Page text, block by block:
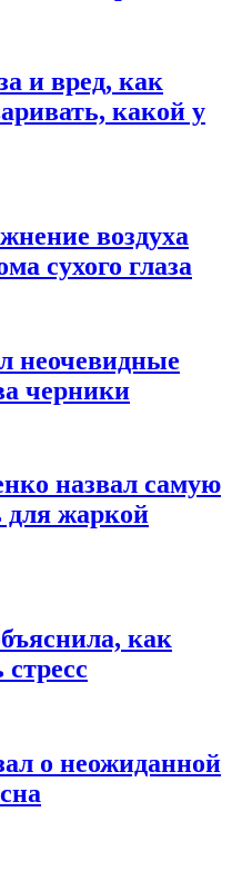
и вред, как
какой у
воздуха
сухого глаза
неочевидные
черники
назвал самую
для жаркой
как
стресс
о неожиданной